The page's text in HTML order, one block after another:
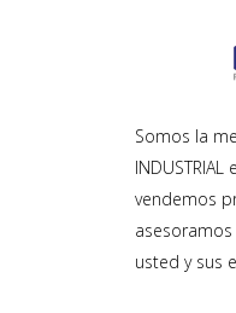
Somos la
vendemos
usted y sus